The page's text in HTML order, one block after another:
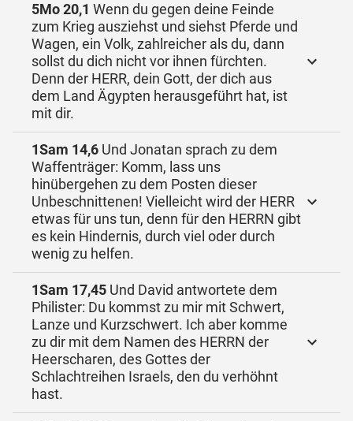
5Mo 20,1 Wenn du gegen deine Feinde
zum Krieg ausziehst und siehst Pferde und
Wagen, ein Volk, zahlreicher als du, dann
sollst du dich nicht vor ihnen fürchten.
Denn der HERR, dein Gott, der dich aus
dem Land Ägypten herausgeführt hat, ist
mit dir.
1Sam 14,6 Und Jonatan sprach zu dem
Waffenträger: Komm, lass uns
hinübergehen zu dem Posten dieser
Unbeschnittenen! Vielleicht wird der HERR
etwas für uns tun, denn für den HERRN gibt
es kein Hindernis, durch viel oder durch
wenig zu helfen.
1Sam 17,45 Und David antwortete dem
Philister: Du kommst zu mir mit Schwert,
Lanze und Kurzschwert. Ich aber komme
zu dir mit dem Namen des HERRN der
Heerscharen, des Gottes der
Schlachtreihen Israels, den du verhöhnt
hast.